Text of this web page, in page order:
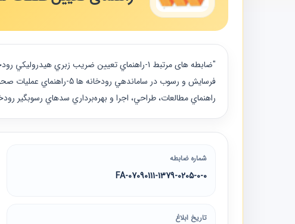
راهنماي مطالعات، طراحي، اجرا و بهره‌برداري سدهاي رسوبگير
شماره ضابطه
07090111-1379-0205-0-0-FA
تاریخ ابلاغ